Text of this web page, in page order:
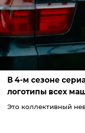
В 4-м сезоне
логотипы всех
Это коллективный